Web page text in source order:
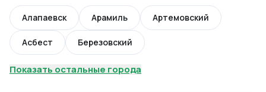
Алапаевск Арамиль Артемовский
Асбест Березовский
Показать остальные города